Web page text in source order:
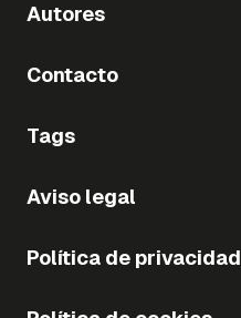
Autores
Contacto
Tags
Aviso legal
Política de privacidad